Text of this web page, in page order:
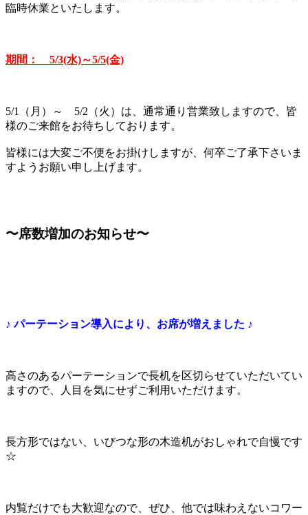
臨時休業といたします。
期間： 5/3(水)～5/5(金)
5/1（月）～ 5/2（火）は、通常通り営業致しますので、皆
様のご来館をお待ちしております。
皆様には大変ご不便をお掛けしますが、何卒ご了承下さいま
すようお願い申し上げます。
〜席数増加のお知らせ〜
♪ パーテーション導入により、お席が増えました ♪
高さのあるパーテーションで長机を区切らせていただいてい
ますので、人目を気にせずご利用いただけます。
長方形ではない、いびつな形の木造机がおしゃれで自慢です
☆
内覧だけでも大歓迎なので、ぜひ、他では味わえないコワー